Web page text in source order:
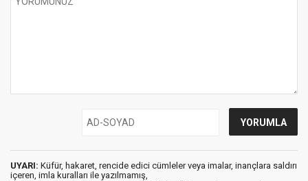
UYARI: Küfür, hakaret, rencide edici cümleler veya imalar, inançlara saldırı
içeren, imla kuralları ile yazılmamış,